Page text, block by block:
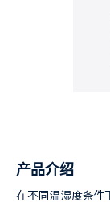
产品介绍
在不同温湿度条件